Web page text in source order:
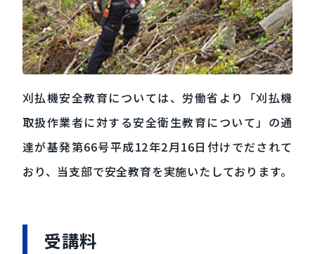
刈払機安全教育については、労働省より「刈払機
取扱作業者に対する安全衛生教育について」の通
達が基発第66号平成12年2月16日付けでだされて
おり、当支部で安全教育を実施いたしております。
受講料